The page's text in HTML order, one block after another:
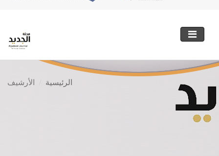
mobile
الرئيسية الأرشيف